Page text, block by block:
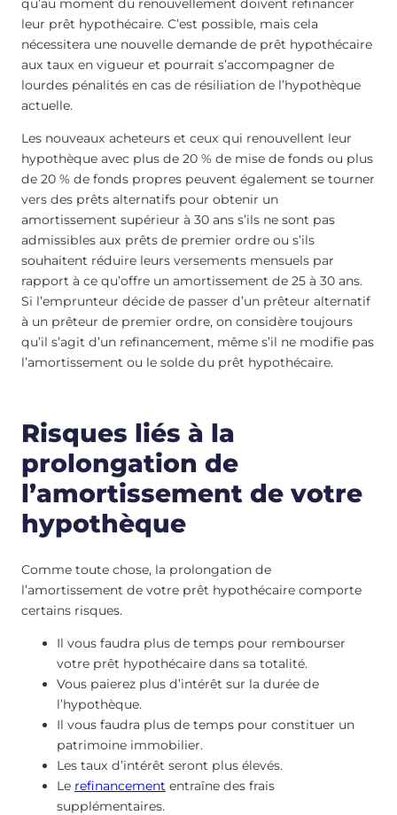
qu’au moment du renouvellement doivent refinancer
leur prêt hypothécaire. C’est possible, mais cela
nécessitera une nouvelle demande de prêt hypothécaire
aux taux en vigueur et pourrait s’accompagner de
lourdes pénalités en cas de résiliation de l’hypothèque
actuelle.
Les nouveaux acheteurs et ceux qui renouvellent leur
hypothèque avec plus de 20 % de mise de fonds ou plus
de 20 % de fonds propres peuvent également se tourner
vers des prêts alternatifs pour obtenir un
amortissement supérieur à 30 ans s’ils ne sont pas
admissibles aux prêts de premier ordre ou s’ils
souhaitent réduire leurs versements mensuels par
rapport à ce qu’offre un amortissement de 25 à 30 ans.
Si l’emprunteur décide de passer d’un prêteur alternatif
à un prêteur de premier ordre, on considère toujours
qu’il s’agit d’un refinancement, même s’il ne modifie pas
l’amortissement ou le solde du prêt hypothécaire.
Risques liés à la
prolongation de
l’amortissement de votre
hypothèque
Comme toute chose, la prolongation de
l’amortissement de votre prêt hypothécaire comporte
certains risques.
Il vous faudra plus de temps pour rembourser
votre prêt hypothécaire dans sa totalité.
Vous paierez plus d’intérêt sur la durée de
l’hypothèque.
Il vous faudra plus de temps pour constituer un
patrimoine immobilier.
Les taux d’intérêt seront plus élevés.
Le refinancement entraîne des frais
supplémentaires.